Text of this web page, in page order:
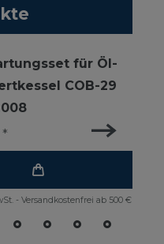
für Öl-
COB-29
- Versandkostenfrei ab 500 €